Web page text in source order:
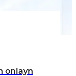
onlayn